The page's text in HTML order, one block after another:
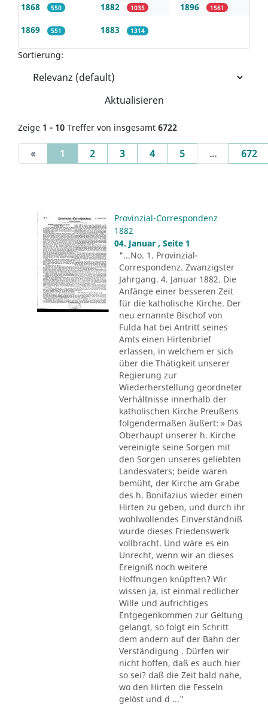
1868 550
1869 551
1882 1035
1883 1314
1896 1561
Sortierung:
Aktualisieren
Zeige 1 - 10 Treffer von insgesamt 6722
« 1 (current)
2 3 4 5 ... 672
Provinzial-Correspondenz
1882
04. Januar , Seite 1
"...No. 1. Provinzial-
Correspondenz. Zwanzigster
Jahrgang. 4. Januar 1882. Die
Anfänge einer besseren Zeit
für die katholische Kirche. Der
neu ernannte Bischof von
Fulda hat bei Antritt seines
Amts einen Hirtenbrief
erlassen, in welchem er sich
über die Thätigkeit unserer
Regierung zur
Wiederherstellung geordneter
Verhältnisse innerhalb der
katholischen Kirche Preußens
folgendermaßen äußert: » Das
Oberhaupt unserer h. Kirche
vereinigte seine Sorgen mit
den Sorgen unseres geliebten
Landesvaters; beide waren
bemüht, der Kirche am Grabe
des h. Bonifazius wieder einen
Hirten zu geben, und durch ihr
wohlwollendes Einverständniß
wurde dieses Friedenswerk
vollbracht. Und wäre es ein
Unrecht, wenn wir an dieses
Ereigniß noch weitere
Hoffnungen knüpften? Wir
wissen ja, ist einmal redlicher
Wille und aufrichtiges
Entgegenkommen zur Geltung
gelangt, so folgt ein Schritt
dem andern auf der Bahn der
Verständigung . Dürfen wir
nicht hoffen, daß es auch hier
so sei? daß die Zeit bald nahe,
wo den Hirten die Fesseln
gelöst und d ..."